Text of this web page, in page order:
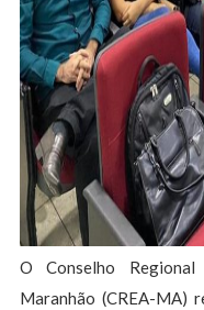
O Conselho
Maranhão (CREA-MA)